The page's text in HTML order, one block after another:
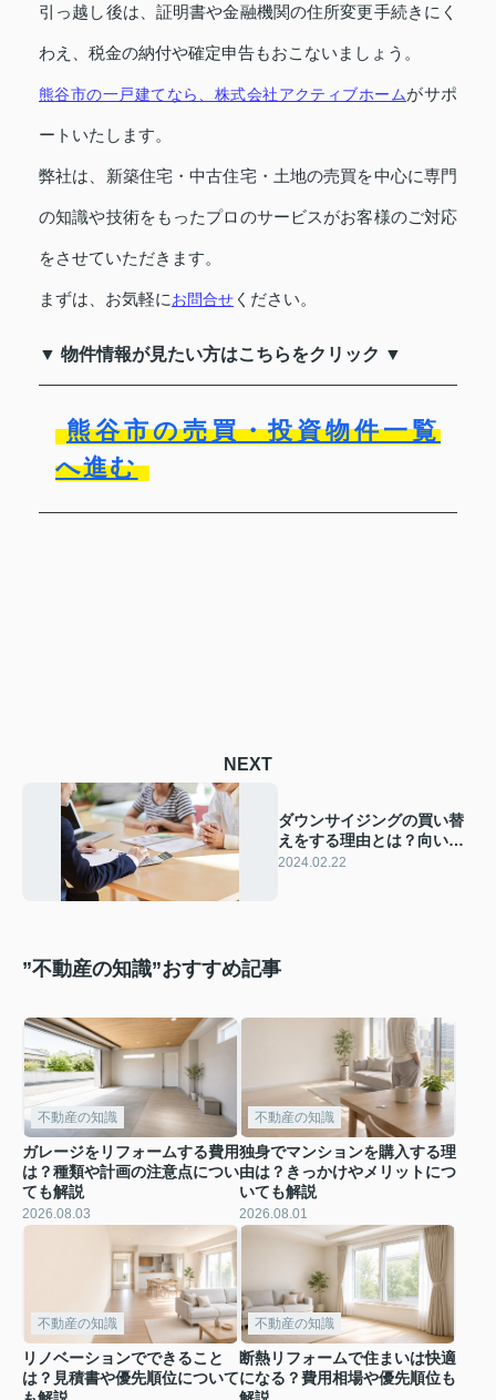
引っ越し後は、証明書や金融機関の住所変更手続きにく
わえ、税金の納付や確定申告もおこないましょう。
熊谷市の一戸建てなら、株式会社アクティブホームがサポ
ートいたします。
弊社は、新築住宅・中古住宅・土地の売買を中心に専門
の知識や技術をもったプロのサービスがお客様のご対応
をさせていただきます。
まずは、お気軽にお問合せ ください。
▼ 物件情報が見たい方はこちらをクリック ▼
熊谷市の売買・投資物件一覧
へ進む
NEXT
ダウンサイジングの買い替
えをする理由とは？向いて
いる方についてもご紹介
2024.02.22
”不動産の知識”おすすめ記事
不動産の知識
ガレージをリフォームする費用
は？種類や計画の注意点につい
ても解説
2026.08.03
不動産の知識
独身でマンションを購入する理
由は？きっかけやメリットにつ
いても解説
2026.08.01
不動産の知識
リノベーションでできること
は？見積書や優先順位について
不動産の知識
断熱リフォームで住まいは快適
になる？費用相場や優先順位も